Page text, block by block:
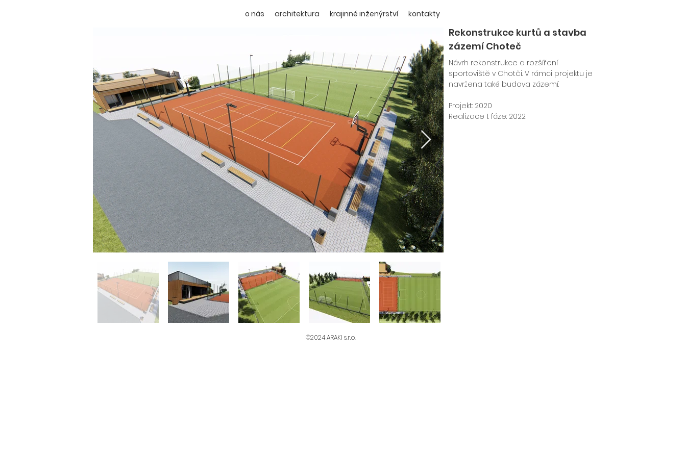
o nás architektura krajinné inženýrství kontakty
Rekonstrukce kurtů a stavba
zázemí Choteč
Návrh rekonstrukce a rozšíření
sportoviště v Chotči. V rámci projektu je
navržena také budova zázemí.
Projekt: 2020
Realizace 1. fáze: 2022
©2024ARAKI s.r.o.